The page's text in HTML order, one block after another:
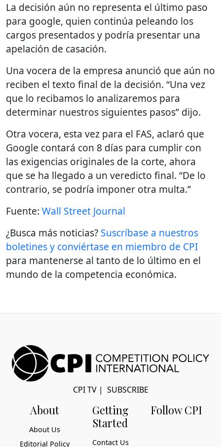
La decisión aún no representa el último paso
para google, quien continúa peleando los
cargos presentados y podría presentar una
apelación de casación.
Una vocera de la empresa anunció que aún no
reciben el texto final de la decisión. “Una vez
que lo recibamos lo analizaremos para
determinar nuestros siguientes pasos” dijo.
Otra vocera, esta vez para el FAS, aclaró que
Google contará con 8 días para cumplir con
las exigencias originales de la corte, ahora
que se ha llegado a un veredicto final. “De lo
contrario, se podría imponer otra multa.”
Fuente: Wall Street Journal
¿Busca más noticias? Suscríbase a nuestros
boletines y conviértase en miembro de CPI
para mantenerse al tanto de lo último en el
mundo de la competencia económica.
CPI TV| SUBSCRIBE
About
About Us
Editorial Policy
Getting
Started
Contact Us
Follow CPI